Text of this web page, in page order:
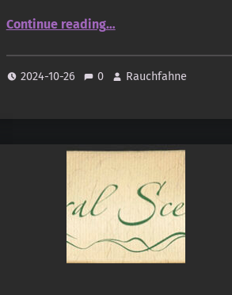
Continue reading“Sonnentag – Natural Scents – Gita”
…
2024-10-26 0 Rauchfahne